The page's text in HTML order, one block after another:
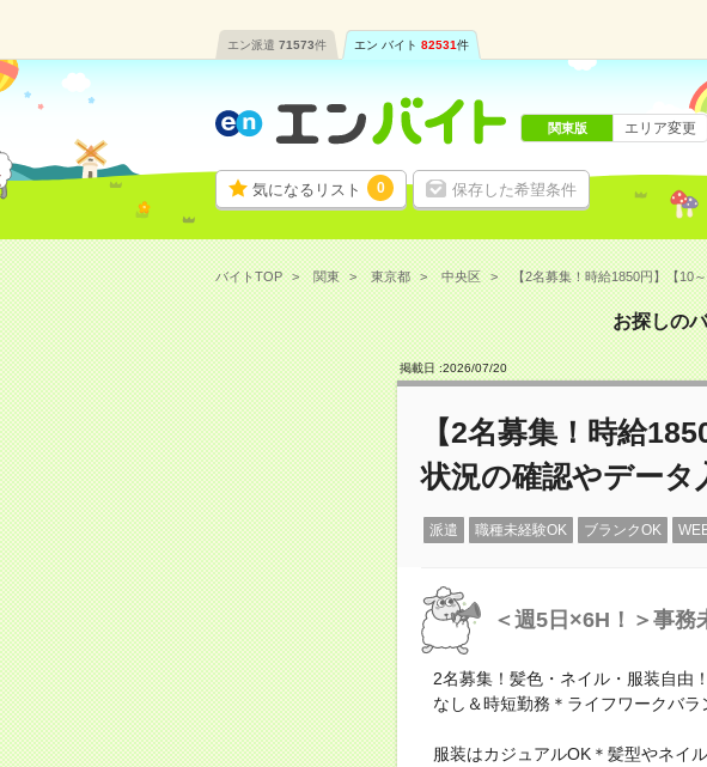
エン派遣 71573件 エン バイト 82531件
気になるリスト 0 保存した希望条件
関東版 エリア変更
バイトTOP 関東 東京都 中央区 【2名募集！時給1850円】【10
お探しの
掲載日 :2026/07/20
【2名募集！時給
状況の確認やデータ
派遣 職種未経験OK ブランクOK
＜週5日×6H！＞事務
2名募集！髪色・ネイル・服装自由
なし＆時短勤務＊ライフワークバ
服装はカジュアルOK＊髪型やネイ